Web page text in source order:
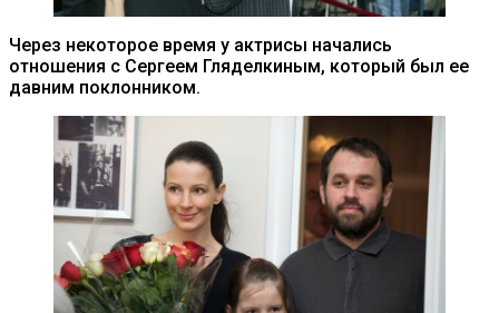
Через некоторое время у актрисы начались
отношения с Сергеем Гляделкиным, который был ее
давним поклонником.